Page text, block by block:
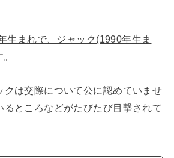
生まれで、ジャック(1990年生ま
クは交際について公に認めていませ
るところなどがたびたび目撃されて